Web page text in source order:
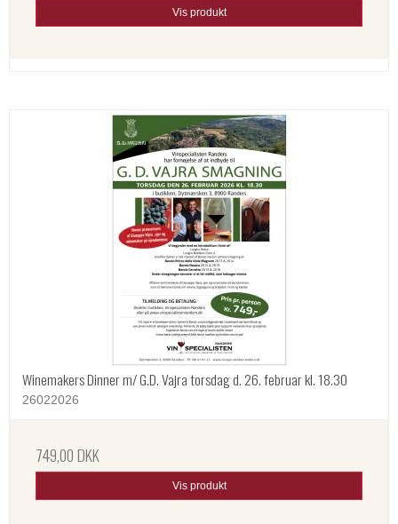
Vis produkt
Winemakers Dinner m/ G.D. Vajra torsdag d. 26. februar kl. 18.30
26022026
749,00 DKK
Vis produkt